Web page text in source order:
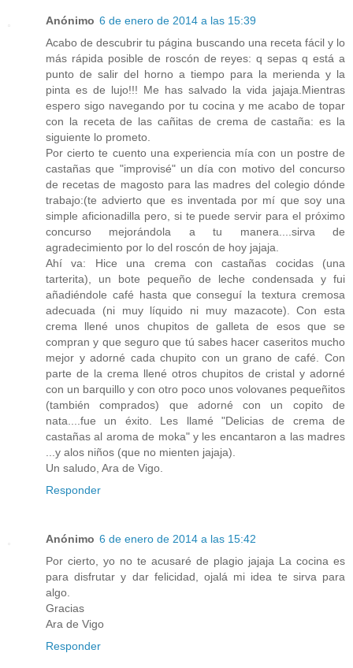
Anónimo 6 de enero de 2014 a las 15:39
Acabo de descubrir tu página buscando una receta fácil y lo
más rápida posible de roscón de reyes: q sepas q está a
punto de salir del horno a tiempo para la merienda y la
pinta es de lujo!!! Me has salvado la vida jajaja.Mientras
espero sigo navegando por tu cocina y me acabo de topar
con la receta de las cañitas de crema de castaña: es la
siguiente lo prometo.
Por cierto te cuento una experiencia mía con un postre de
castañas que "improvisé" un día con motivo del concurso
de recetas de magosto para las madres del colegio dónde
trabajo:(te advierto que es inventada por mí que soy una
simple aficionadilla pero, si te puede servir para el próximo
concurso mejorándola a tu manera....sirva de
agradecimiento por lo del roscón de hoy jajaja.
Ahí va: Hice una crema con castañas cocidas (una
tarterita), un bote pequeño de leche condensada y fui
añadiéndole café hasta que conseguí la textura cremosa
adecuada (ni muy líquido ni muy mazacote). Con esta
crema llené unos chupitos de galleta de esos que se
compran y que seguro que tú sabes hacer caseritos mucho
mejor y adorné cada chupito con un grano de café. Con
parte de la crema llené otros chupitos de cristal y adorné
con un barquillo y con otro poco unos volovanes pequeñitos
(también comprados) que adorné con un copito de
nata....fue un éxito. Les llamé "Delicias de crema de
castañas al aroma de moka" y les encantaron a las madres
...y alos niños (que no mienten jajaja).
Un saludo, Ara de Vigo.
Responder
Anónimo 6 de enero de 2014 a las 15:42
Por cierto, yo no te acusaré de plagio jajaja La cocina es
para disfrutar y dar felicidad, ojalá mi idea te sirva para
algo.
Gracias
Ara de Vigo
Responder